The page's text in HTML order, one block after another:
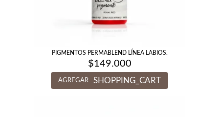
PIGMENTOS PERMABLEND LÍNEA LABIOS.
$149.000
AGREGAR SHOPPING_CART